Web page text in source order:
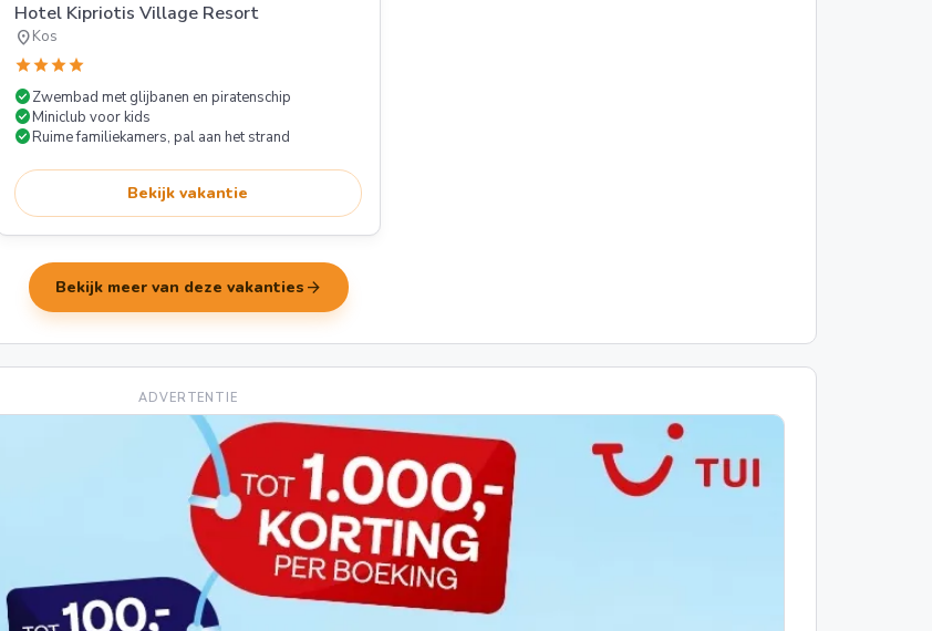
Hotel Kipriotis Village Resort
location_onKos
starstarstarstar
check_circleZwembad met glijbanen en piratenschip
check_circleMiniclub voor kids
check_circleRuime familiekamers, pal aan het strand
Bekijk vakantie
Bekijk meer van deze vakanties arrow_forward
ADVERTENTIE